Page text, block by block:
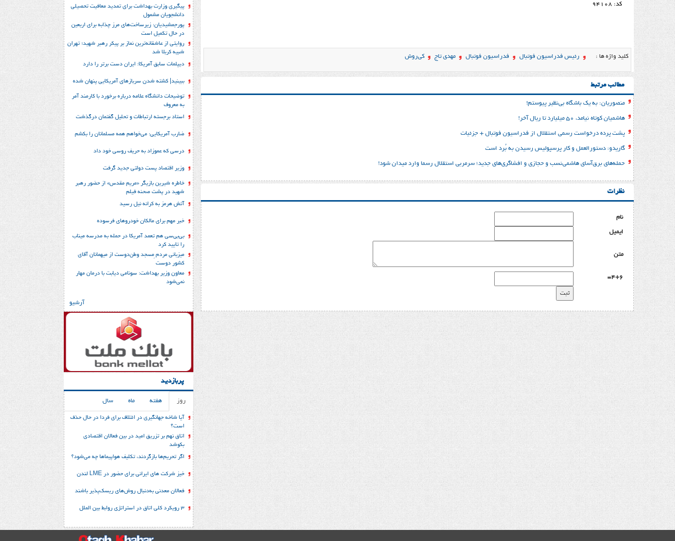
کد: 94108
کلید واژه ها : رئیس فدراسیون فوتبال فدراسیون فوتبال مهدی تاج کی‌روش
مطالب مرتبط
منصوریان: به یک باشگاه بی‌نظیر پیوستم!
هاشمیان کوتاه نیامد، ۵۰ میلیارد تا ریال آخر!
پشت پرده درخواست رسمی استقلال از فدراسیون فوتبال + جزئیات
گاریدو: دستورالعمل و کار پرسپولیس رسیدن به بُرد است
حمله‌های برق‌آسای هاشمی‌نسب و حجازی و افشاگری‌های جدید؛ سرمربی استقلال رسما وارد میدان شود!
نظرات
نام
ایمیل
متن
4+6=
پیگیری وزارت بهداشت برای تمدید معافیت تحصیلی
دانشجویان مشمول
پورجمشیدیان: زیرساخت‌های مرز چذابه برای اربعین
در حال تکمیل است
روایتی از عاشقانه‌ترین نماز بر پیکر رهبر شهید؛‌ تهران‌
شبیه کربلا شد
دیپلمات سابق آمریکا: ایران دست برتر را دارد
ببینید| کشته شدن سربازهای آمریکایی پنهان شده
توضیحات دانشگاه علامه درباره برخورد با کارمند آمر
به معروف
استاد برجسته ارتباطات و تحلیل گفتمان درگذشت
ضارب آمریکایی: می‌خواهم همه مسلمانان را بکشم
درسی که عموزاد به حریف روسی خود داد
وزیر اقتصاد پست دولتی جدید گرفت
خاطره شیرین بازیگر «مریم مقدس» از حضور رهبر
شهید در پشت صحنه فیلم
آتش هرمز به کرانه نیل رسید
خبر مهم برای مالکان خودروهای فرسوده
بی‌بی‌سی هم تعمد آمریکا در حمله به مدرسه میناب
را تایید کرد
میزبانی مردم ِمسجد وطن‌دوست از میهمانان آقای
کشور دوست
معاون وزیر بهداشت: سونامی دیابت با درمان مهار
نمی‌شود
آرشیو
پربازدید
روز هفته ماه سال
آیا شاخه جهانگیری در ائتلاف برای فردا در حال حذف
است؟
اتاق نهم بر تزریق امید در بین فعالان اقتصادی
بکوشد
اگر تحریم‌ها بازگردند، تکلیف هواپیماها چه می‌شود؟
خیز شرکت های ایرانی برای حضور در LME لندن
فعالان معدنی به‌دنبال روش‌های ریسک‌پذیر باشند
3 رویکرد کلی اتاق در استراتژی روابط بین الملل